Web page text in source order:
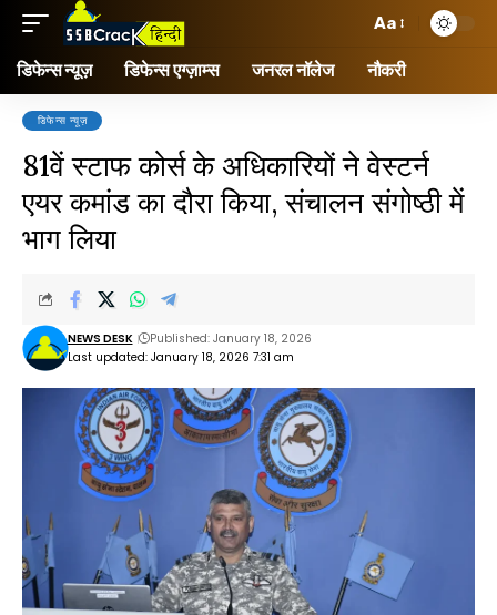
Aa
डिफेन्स न्यूज़ डिफेन्स एग्ज़ाम्स जनरल नॉलेज नौकरी
डिफेन्स न्यूज़
81वें स्टाफ कोर्स के अधिकारियों ने वेस्टर्न
एयर कमांड का दौरा किया, संचालन संगोष्ठी में
भाग लिया
Last updated: January 18, 2026 7:31 am
NEWS DESK Published: January 18, 2026